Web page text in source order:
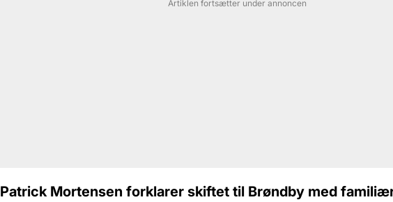
Artiklen fortsætter under annoncen
Patrick Mortensen forklarer skiftet til Brøndby med